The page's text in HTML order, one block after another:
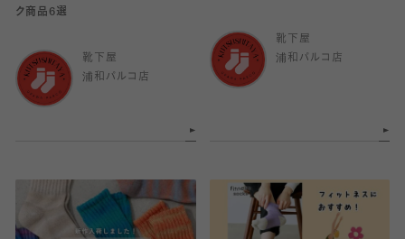
ク商品6選
靴下屋
浦和パルコ店
靴下屋
浦和パルコ店